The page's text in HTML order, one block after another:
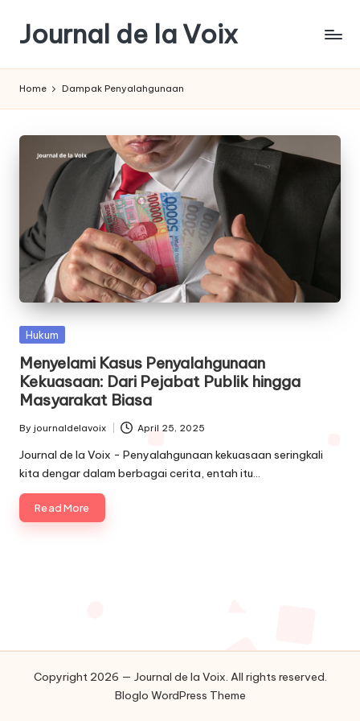
content
Journal de la Voix
Hak
sebagai
Pembeli
Home Dampak Penyalahgunaan
Posted
Hukum
Menyelami Kasus Penyalahgunaan
Kekuasaan: Dari Pejabat Publik hingga
Masyarakat Biasa
Posted
by
By journaldelavoix April 25, 2025
Journal de la Voix - Penyalahgunaan kekuasaan seringkali
kita dengar dalam berbagai cerita, entah itu…
Read More
Copyright 2026 — Journal de la Voix. All rights reserved.
Bloglo WordPress Theme